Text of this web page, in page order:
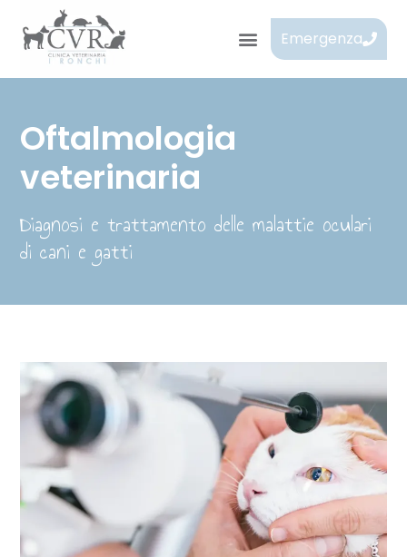
Emergenza
Oftalmologia
veterinaria
Diagnosi e trattamento delle malattie oculari
di cani e gatti